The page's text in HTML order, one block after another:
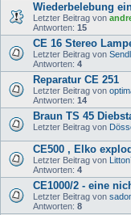
Wiederbelebung
Letzter Beitrag von
Antworten: 15
CE 16 Stereo
Letzter Beitrag von
Antworten: 4
Reparatur CE 251
Letzter Beitrag von
Antworten: 14
Braun TS 45
Letzter Beitrag von
CE500 , Elko
Letzter Beitrag von
Antworten: 4
CE1000/2 - eine
Letzter Beitrag von
Antworten: 8